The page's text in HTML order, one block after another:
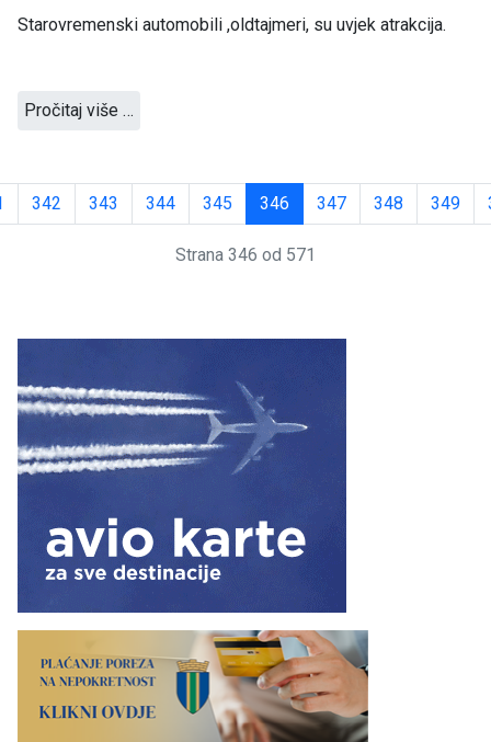
Starovremenski automobili ,oldtajmeri, su uvjek atrakcija.
Pročitaj više …
342 343 344 345 346 347 348 349
Strana 346 od 571